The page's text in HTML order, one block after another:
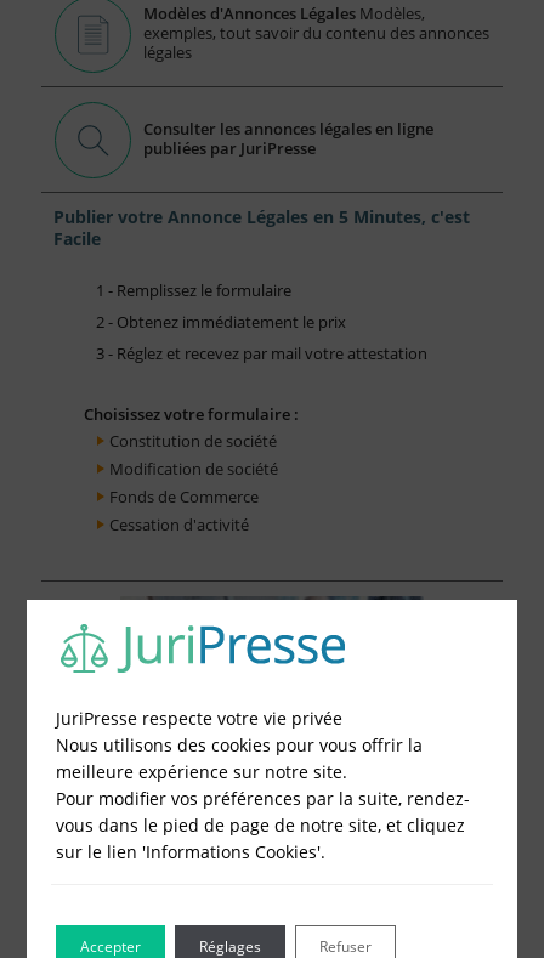
Modèles d'Annonces Légales Modèles,
exemples, tout savoir du contenu des annonces
légales
Consulter les annonces légales en ligne
publiées par JuriPresse
Publier votre Annonce Légales en 5 Minutes, c'est
Facile
1 - Remplissez le formulaire
2 - Obtenez immédiatement le prix
3 - Réglez et recevez par mail votre attestation
Choisissez votre formulaire :
Constitution de société
Modification de société
Fonds de Commerce
Cessation d'activité
JuriPresse respecte votre vie privée
Nous utilisons des cookies pour vous offrir la
meilleure expérience sur notre site.
Pour modifier vos préférences par la suite, rendez-
vous dans le pied de page de notre site, et cliquez
sur le lien 'Informations Cookies'.
Accepter Refuser
Réglages